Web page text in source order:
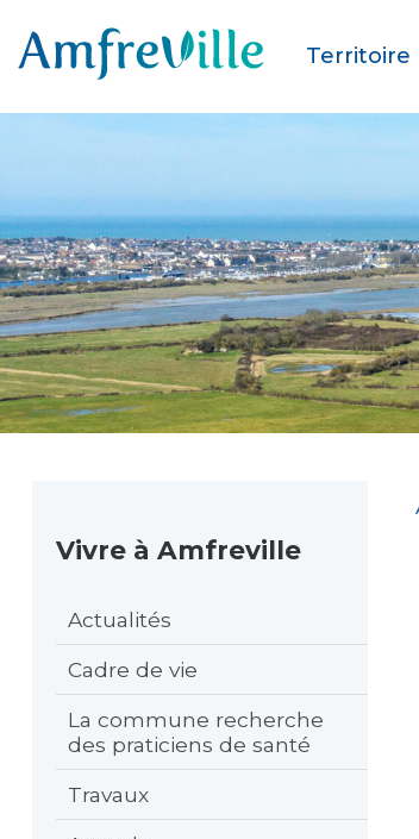
Territoire
Vivre à Amfreville
Actualités
Cadre de vie
La commune recherche
des praticiens de santé
Travaux